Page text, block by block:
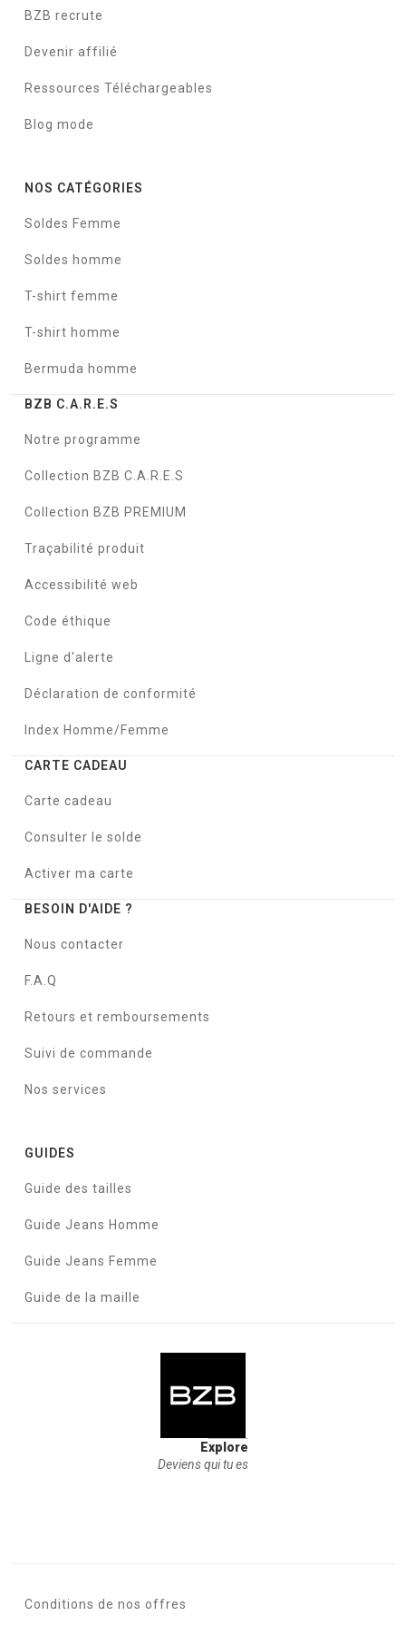
BZB recrute
Devenir affilié
Ressources Téléchargeables
Blog mode
NOS CATÉGORIES
Soldes Femme
Soldes homme
T-shirt femme
T-shirt homme
Bermuda homme
BZB C.A.R.E.S
Notre programme
Collection BZB C.A.R.E.S
Collection BZB PREMIUM
Traçabilité produit
Accessibilité web
Code éthique
Ligne d'alerte
Déclaration de conformité
Index Homme/Femme
CARTE CADEAU
Carte cadeau
Consulter le solde
Activer ma carte
BESOIN D'AIDE ?
Nous contacter
F.A.Q
Retours et remboursements
Suivi de commande
Nos services
GUIDES
Guide des tailles
Guide Jeans Homme
Guide Jeans Femme
Guide de la maille
Explore
Deviens qui tu es
Conditions de nos offres